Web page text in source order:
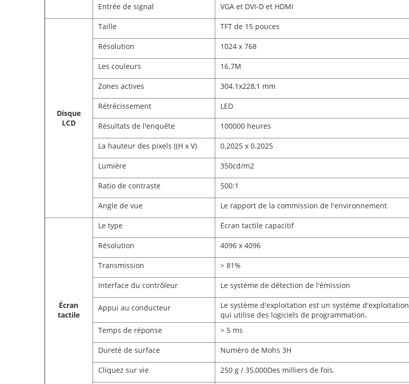
Entrée de signal VGA et DVI-D et HDMI
Disque
LCD
Taille TFT de 15 pouces
Résolution 1024 x 768
Les couleurs 16.7M
Zones actives 304.1x228,1 mm
Rétrécissement LED
Résultats de l'enquête 100000 heures
La hauteur des pixels ((H x V) 0.2025 x 0.2025
Lumière 350cd/m2
Ratio de contraste 500:1
Angle de vue Le rapport de la commission de l'environnement
Écran
tactile
Le type Écran tactile capacitif
Résolution 4096 x 4096
Transmission > 81%
Interface du contrôleur Le système de détection de l'émission
Appui au conducteur
Le système d'exploitation est un système d'exploitation
qui utilise des logiciels de programmation.
Temps de réponse
> 5 ms
Dureté de surface Numéro de Mohs 3H
Cliquez sur vie 250 g / 35,000Des milliers de fois.